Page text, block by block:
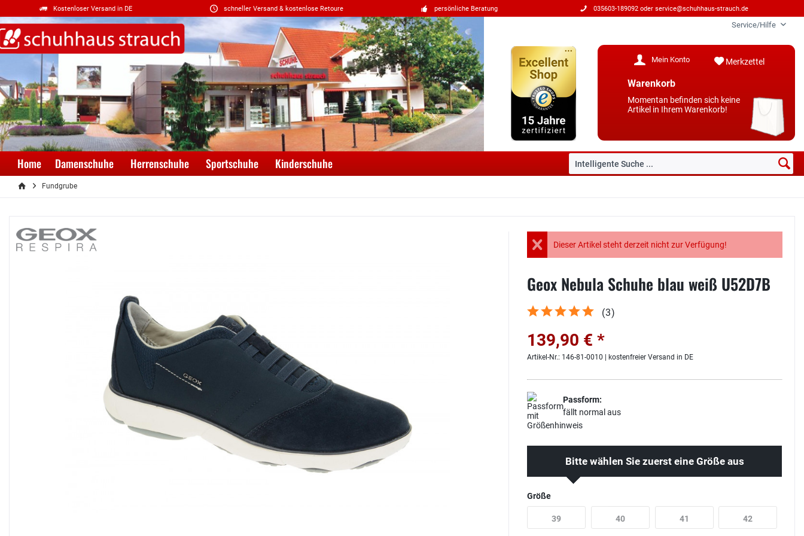
Kostenloser Versand in DE schneller Versand & kostenlose Retoure persönliche Beratung 035603-189092 oder service@schuhhaus-strauch.de
Service/Hilfe
Merkzettel
Mein Konto
Warenkorb
Momentan befinden sich keine
Artikel in Ihrem Warenkorb!
Home Damenschuhe Herrenschuhe Sportschuhe Kinderschuhe
Fundgrube
Dieser Artikel steht derzeit nicht zur Verfügung!
Geox Nebula Schuhe blau weiß U52D7B
(3)
139,90 € *
Artikel-Nr.: 146-81-0010 | kostenfreier Versand in DE
Passform:
fällt normal aus
Bitte wählen Sie zuerst eine Größe aus
Größe
39 40 41 42